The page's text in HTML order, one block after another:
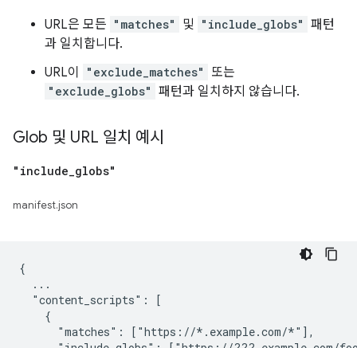
URL은 모든 "matches" 및 "include_globs" 패턴
과 일치합니다.
URL이
"exclude_matches" 또는
"exclude_globs" 패턴과 일치하지 않습니다.
Glob 및 URL 일치 예시
"include_globs"
manifest.json
{
  ...
  "content_scripts": [
    {
      "matches": ["https://*.example.com/*"],